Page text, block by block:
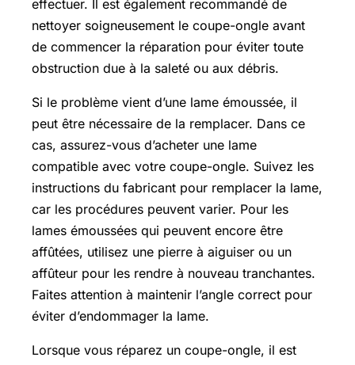
effectuer. Il est également recommandé de
nettoyer soigneusement le coupe-ongle avant
de commencer la réparation pour éviter toute
obstruction due à la saleté ou aux débris.
Si le problème vient d’une lame émoussée, il
peut être nécessaire de la remplacer. Dans ce
cas, assurez-vous d’acheter une lame
compatible avec votre coupe-ongle. Suivez les
instructions du fabricant pour remplacer la lame,
car les procédures peuvent varier. Pour les
lames émoussées qui peuvent encore être
affûtées, utilisez une pierre à aiguiser ou un
affûteur pour les rendre à nouveau tranchantes.
Faites attention à maintenir l’angle correct pour
éviter d’endommager la lame.
Lorsque vous réparez un coupe-ongle, il est